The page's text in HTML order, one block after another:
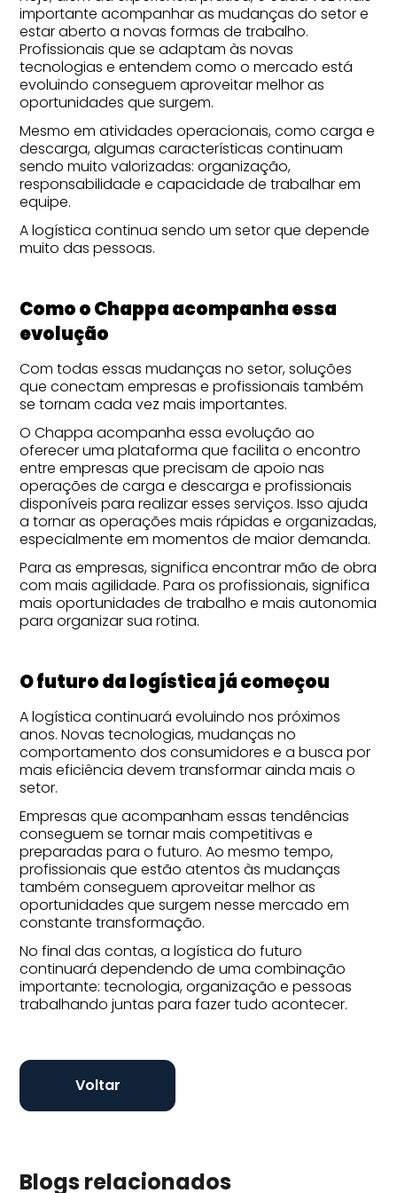
importante acompanhar as mudanças do setor e
estar aberto a novas formas de trabalho.
Profissionais que se adaptam às novas
tecnologias e entendem como o mercado está
evoluindo conseguem aproveitar melhor as
oportunidades que surgem.
Mesmo em atividades operacionais, como carga e
descarga, algumas características continuam
sendo muito valorizadas: organização,
responsabilidade e capacidade de trabalhar em
equipe.
A logística continua sendo um setor que depende
muito das pessoas.
Como o Chappa acompanha essa
evolução
Com todas essas mudanças no setor, soluções
que conectam empresas e profissionais também
se tornam cada vez mais importantes.
O Chappa acompanha essa evolução ao
oferecer uma plataforma que facilita o encontro
entre empresas que precisam de apoio nas
operações de carga e descarga e profissionais
disponíveis para realizar esses serviços. Isso ajuda
a tornar as operações mais rápidas e organizadas,
especialmente em momentos de maior demanda.
Para as empresas, significa encontrar mão de obra
com mais agilidade. Para os profissionais, significa
mais oportunidades de trabalho e mais autonomia
para organizar sua rotina.
O futuro da logística já começou
A logística continuará evoluindo nos próximos
anos. Novas tecnologias, mudanças no
comportamento dos consumidores e a busca por
mais eficiência devem transformar ainda mais o
setor.
Empresas que acompanham essas tendências
conseguem se tornar mais competitivas e
preparadas para o futuro. Ao mesmo tempo,
profissionais que estão atentos às mudanças
também conseguem aproveitar melhor as
oportunidades que surgem nesse mercado em
constante transformação.
No final das contas, a logística do futuro
continuará dependendo de uma combinação
importante: tecnologia, organização e pessoas
trabalhando juntas para fazer tudo acontecer.
Voltar
Blogs relacionados